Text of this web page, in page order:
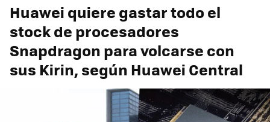
Huawei quiere gastar todo el
stock de procesadores
Snapdragon para volcarse con
sus Kirin, según Huawei Central